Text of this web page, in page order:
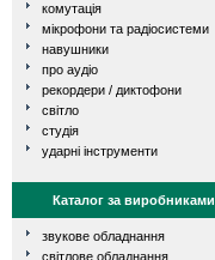
комутація
мікрофони та радіосистеми
навушники
про аудіо
рекордери / диктофони
світло
студія
ударні інструменти
Каталог за виробниками
звукове обладнання
світлове обладнання